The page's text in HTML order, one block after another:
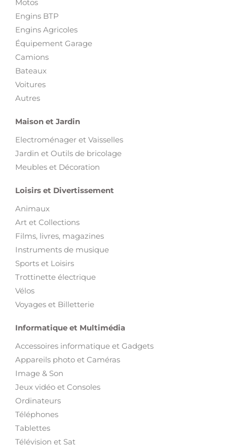
Motos
Engins BTP
Engins Agricoles
Équipement Garage
Camions
Bateaux
Voitures
Autres
Maison et Jardin
Electroménager et Vaisselles
Jardin et Outils de bricolage
Meubles et Décoration
Loisirs et Divertissement
Animaux
Art et Collections
Films, livres, magazines
Instruments de musique
Sports et Loisirs
Trottinette électrique
Vélos
Voyages et Billetterie
Informatique et Multimédia
Accessoires informatique et Gadgets
Appareils photo et Caméras
Image & Son
Jeux vidéo et Consoles
Ordinateurs
Téléphones
Tablettes
Télévision et Sat